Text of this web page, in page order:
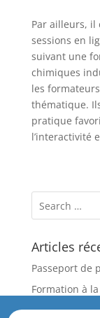
Par ailleurs, il
sessions en
suivant une
chimiques
les
thématique.
pratique
l’interactivité
Articles
Passeport de
Formation à